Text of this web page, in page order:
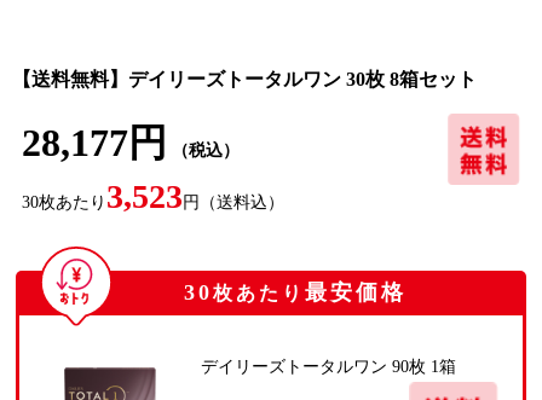
【送料無料】デイリーズトータルワン 30枚 8箱セット
28,177円 （税込）
30枚あたり 3,523 円 （送料込）
30枚あたり 最安価格
デイリーズトータルワン 90枚 1箱